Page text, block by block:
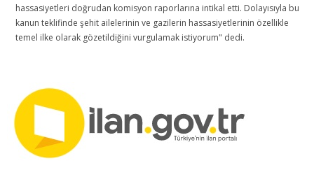
hassasiyetleri doğrudan komisyon raporlarına intikal etti. Dolayısıyla bu
kanun teklifinde şehit ailelerinin ve gazilerin hassasiyetlerinin özellikle
temel ilke olarak gözetildiğini vurgulamak istiyorum" dedi.